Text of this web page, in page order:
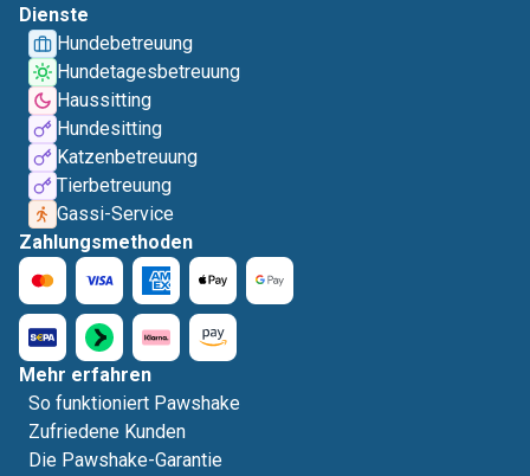
Dienste
Hundebetreuung
Hundetagesbetreuung
Haussitting
Hundesitting
Katzenbetreuung
Tierbetreuung
Gassi-Service
Zahlungsmethoden
Mehr erfahren
So funktioniert Pawshake
Zufriedene Kunden
Die Pawshake-Garantie